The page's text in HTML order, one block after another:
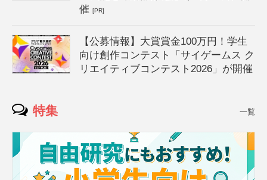
催[PR]
【公募情報】大賞賞金100万円！学生
向け創作コンテスト「サイゲームス ク
リエイティブコンテスト2026」が開催
特集 一覧